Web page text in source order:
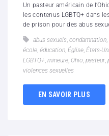
Un pasteur américain de
les contenus LGBTQ+ dans
de prison pour des abus
abus sexuels, condamnation,
école, éducation, Église, États-
LGBTQ+, mineure, Ohio, pasteur,
violences sexuelles
EN SAVOIR PLUS